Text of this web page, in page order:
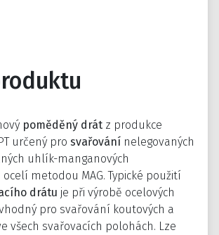
poměděný drát z produkce
určený pro svařování nelegovaných
uhlík-manganových
metodou MAG. Typické použití
drátu je při výrobě ocelových
pro svařování koutových a
všech svařovacích polohách. Lze